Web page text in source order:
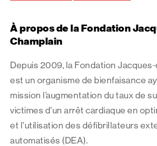
À propos de la Fondation
Champlain
Depuis 2009, la Fondation
est un organisme de bienfaisance
mission l’augmentation du taux de
victimes d’un arrêt cardiaque en
et l’utilisation des défibrillateurs
automatisés (DEA).